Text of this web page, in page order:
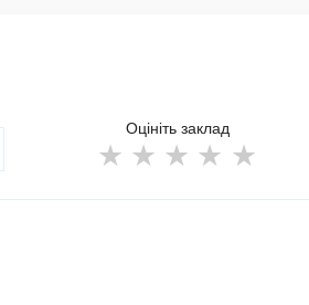
Оцініть заклад